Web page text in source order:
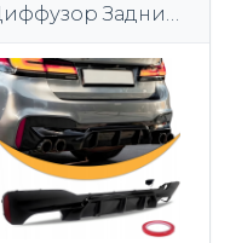
Задний
губ Черный
спойлер